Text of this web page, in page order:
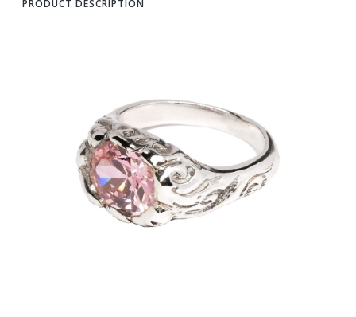
PRODUCT DESCRIPTION